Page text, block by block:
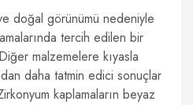
doğal görünümü nedeniyle
tercih edilen bir
malzemelere kıyasla
daha tatmin edici sonuçlar
kaplamaların beyaz